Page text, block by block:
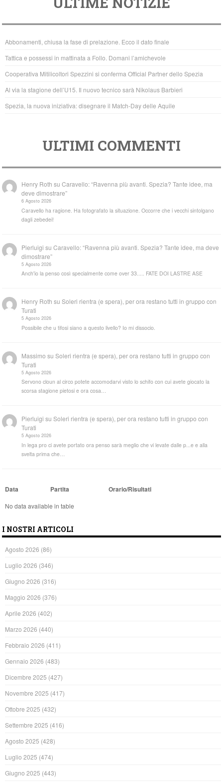
e
b
o
o
k
er
at
s
A
p
p
Abbonamenti, chiusa la fase di prelazione. Ecco il dato finale
Tattica e possessi in mattinata a Follo. Domani l’amichevole
Cooperativa Mitilicoltori Spezzini si conferma Official Partner dello Spezia
Al via la stagione dell’U15. Il nuovo tecnico sarà Nikolaus Barbieri
Spezia, la nuova iniziativa: disegnare il Match-Day delle Aquile
ULTIMI COMMENTI
Henry Roth suCaravello: “Ravenna più avanti. Spezia? Tante idee, ma
deve dimostrare”
6 Agosto 2026
Caravello ha ragione. Ha fotografato la situazione. Occorre che i vecchi sintolgano
dagli zebedei!
Pierluigi suCaravello: “Ravenna più avanti. Spezia? Tante idee, ma deve
dimostrare”
5 Agosto 2026
Anch'io la penso così specialmente come over 33..... FATE DOI LASTRE ASE
Henry Roth suSoleri rientra (e spera), per ora restano tutti in gruppo con
Turati
5 Agosto 2026
Possibile che u tifosi siano a questo livello? Io mi dissocio.
Massimo suSoleri rientra (e spera), per ora restano tutti in gruppo con
Turati
5 Agosto 2026
Servono cloun al circo potete accomodarvi visto lo schifo con cui avete giocato la
scorsa stagione pietosi e ora cosa…
Pierluigi suSoleri rientra (e spera), per ora restano tutti in gruppo con
Turati
5 Agosto 2026
In lega pro ci avete portato ora penso sarà meglio che vi levate dalle p...e e alla
svelta prima che…
Data Partita Orario/Risultati
No data available in table
I NOSTRI ARTICOLI
Agosto 2026 (86)
Luglio 2026 (346)
Giugno 2026 (316)
Maggio 2026 (376)
Aprile 2026 (402)
Marzo 2026 (440)
Febbraio 2026 (411)
Gennaio 2026 (483)
Dicembre 2025 (427)
Novembre 2025 (417)
Ottobre 2025 (432)
Settembre 2025 (416)
Agosto 2025 (428)
Luglio 2025 (474)
Giugno 2025 (443)